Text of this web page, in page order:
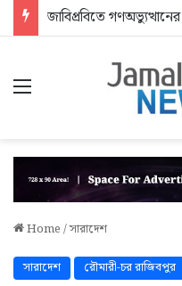
Menu
Home/সারাদেশ
সারাদেশ রৌমারী-চর রাজিবপুর